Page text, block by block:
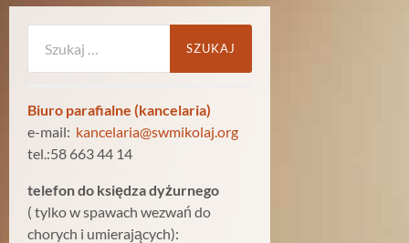
Biuro parafialne (kancelaria)
e-mail: kancelaria@swmikolaj.org
tel.:58 663 44 14
telefon do księdza dyżurnego
( tylko w spawach wezwań do
chorych i umierających):